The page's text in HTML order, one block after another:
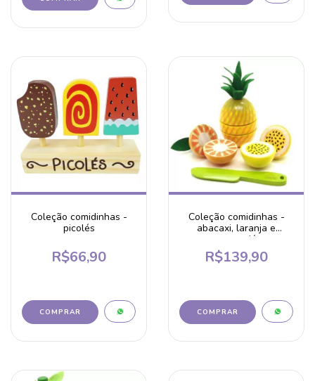
Coleção comidinhas -
picolés
R$66,90
Coleção comidinhas -
abacaxi, laranja e
maracujá
R$139,90